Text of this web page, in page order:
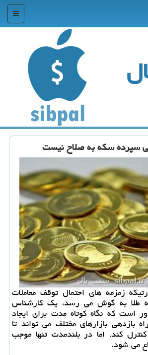
منو
سپرده سكه به صلاح نیست
زمزمه های احتمال توقف معاملات
طلا به گوش می رسد، یك كارشناس
است كه نگاه كوتاه مدت برای ایجاد
بازدهی بازارهای مختلف می تواند تا
كند، اما در بلندمدت تنها موجب
می شود.